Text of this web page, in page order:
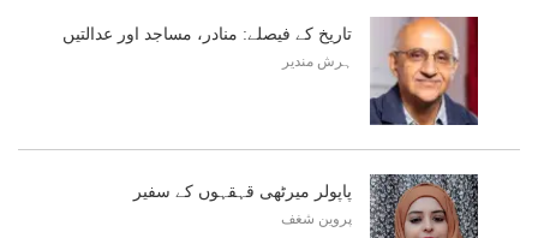
​تاریخ کے فیصلے: منادر، مساجد اور عدالتیں
ہرش مندیر
پاپولر میرٹھی قہقہوں کے سفیر
پروین شغف